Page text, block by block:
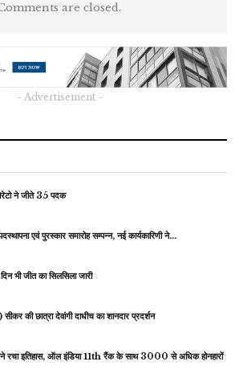
are closed.
- Advertisement -
ने जीते 35 पदक
एवं पुरस्कार समारोह सम्पन्न, नई कार्यकारिणी ने…
भी जीत का सिलसिला जारी
की छात्रा देवांगी दाधीच का शानदार प्रदर्शन
इतिहास, ऑल इंडिया 11th रैंक के साथ 3000 से अधिक होनहारों